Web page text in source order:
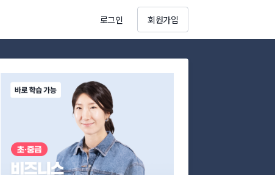
로그인 회원가입